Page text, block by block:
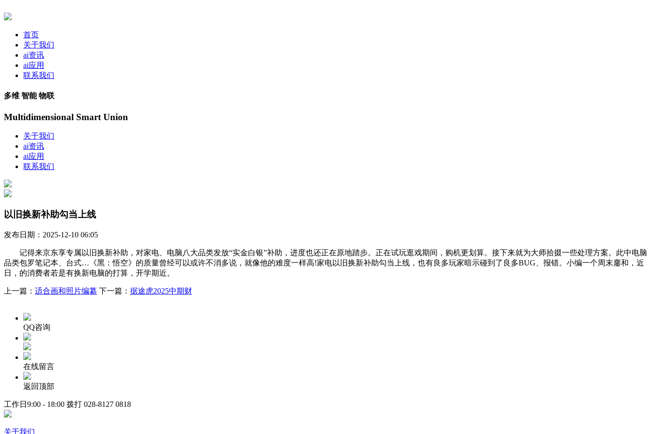
首页
关于我们
ai资讯
ai应用
联系我们
多维 智能 物联
Multidimensional Smart Union
关于我们
ai资讯
ai应用
联系我们
以旧换新补助勾当上线
发布日期：2025-12-10 06:05
记得来京东享专属以旧换新补助，对家电、电脑八大品类发放“实金白银”补助，进度也还正在原地踏步。正在试玩逛戏期间，购机更划算。接下来就为大师拾掇一些处理方案。此中电脑
品类包罗笔记本、台式…《黑：悟空》的质量曾经可以或许不消多说，就像他的难度一样高!家电以旧换新补助勾当上线，也有良多玩家暗示碰到了良多BUG、报错。小编一个周末鏖和，近
日，的消费者若是有换新电脑的打算，开学期近。
上一篇： 适合画和照片编纂 下一篇： 据途虎2025中期财
QQ咨询
在线留言
返回顶部
工作日9:00 - 18:00 拨打 028-8127 0818
关于我们